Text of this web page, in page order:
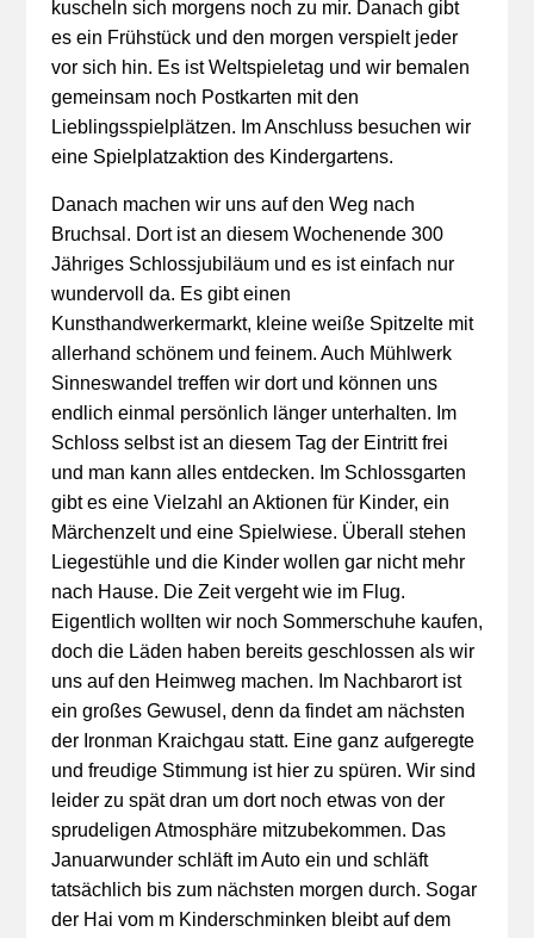
kuscheln sich morgens noch zu mir. Danach gibt
es ein Frühstück und den morgen verspielt jeder
vor sich hin. Es ist Weltspieletag und wir bemalen
gemeinsam noch Postkarten mit den
Lieblingsspielplätzen. Im Anschluss besuchen wir
eine Spielplatzaktion des Kindergartens.
Danach machen wir uns auf den Weg nach
Bruchsal. Dort ist an diesem Wochenende 300
Jähriges Schlossjubiläum und es ist einfach nur
wundervoll da. Es gibt einen
Kunsthandwerkermarkt, kleine weiße Spitzelte mit
allerhand schönem und feinem. Auch Mühlwerk
Sinneswandel treffen wir dort und können uns
endlich einmal persönlich länger unterhalten. Im
Schloss selbst ist an diesem Tag der Eintritt frei
und man kann alles entdecken. Im Schlossgarten
gibt es eine Vielzahl an Aktionen für Kinder, ein
Märchenzelt und eine Spielwiese. Überall stehen
Liegestühle und die Kinder wollen gar nicht mehr
nach Hause. Die Zeit vergeht wie im Flug.
Eigentlich wollten wir noch Sommerschuhe kaufen,
doch die Läden haben bereits geschlossen als wir
uns auf den Heimweg machen. Im Nachbarort ist
ein großes Gewusel, denn da findet am nächsten
der Ironman Kraichgau statt. Eine ganz aufgeregte
und freudige Stimmung ist hier zu spüren. Wir sind
leider zu spät dran um dort noch etwas von der
sprudeligen Atmosphäre mitzubekommen. Das
Januarwunder schläft im Auto ein und schläft
tatsächlich bis zum nächsten morgen durch. Sogar
der Hai vom m Kinderschminken bleibt auf dem